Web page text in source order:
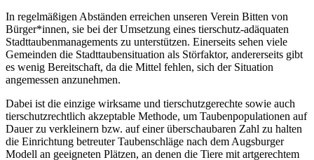
In regelmäßigen Abständen erreichen unseren Verein Bitten von
Bürger*innen, sie bei der Umsetzung eines tierschutz-adäquaten
Stadttaubenmanagements zu unterstützen. Einerseits sehen viele
Gemeinden die Stadttaubensituation als Störfaktor, andererseits gibt
es wenig Bereitschaft, da die Mittel fehlen, sich der Situation
angemessen anzunehmen.
Dabei ist die einzige wirksame und tierschutzgerechte sowie auch
tierschutzrechtlich akzeptable Methode, um Taubenpopulationen auf
Dauer zu verkleinern bzw. auf einer überschaubaren Zahl zu halten
die Einrichtung betreuter Taubenschläge nach dem Augsburger
Modell an geeigneten Plätzen, an denen die Tiere mit artgerechtem